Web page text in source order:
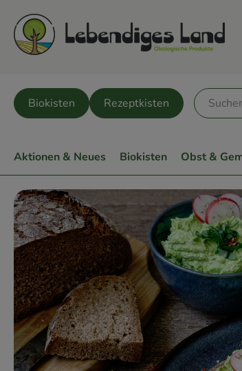
Biokisten Rezeptkisten
Aktionen & Neues Biokisten Obst &